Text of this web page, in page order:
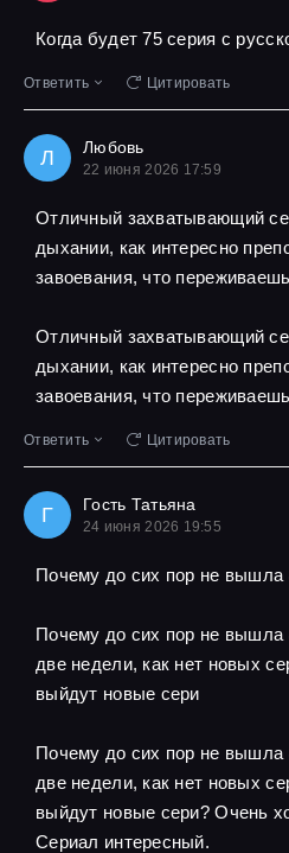
Когда будет 75 серия с
Ответить Цитировать
Л Любовь
22 июня 2026 17:59
Отличный захватывающий
дыхании, как интересно
завоевания, что переживаешь
Отличный захватывающий
дыхании, как интересно
завоевания, что переживаешь
Ответить Цитировать
Г Гость Татьяна
24 июня 2026 19:55
Почему до сих пор не вышла
Почему до сих пор не
две недели, как нет новых
выйдут новые сери
Почему до сих пор не
две недели, как нет новых
выйдут новые сери? Очень
Сериал интересный.